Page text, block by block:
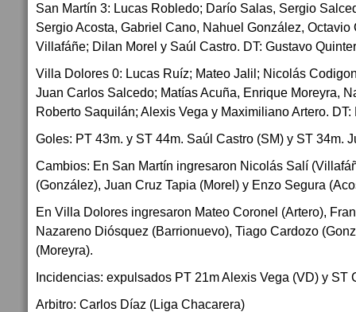
San Martín 3: Lucas Robledo; Darío Salas, Sergio
Sergio Acosta, Gabriel Cano, Nahuel González, Octavio
Villafáñe; Dilan Morel y Saúl Castro. DT: Gustavo
Villa Dolores 0: Lucas Ruíz; Mateo Jalil; Nicolás
Juan Carlos Salcedo; Matías Acuña, Enrique Moreyra,
Roberto Saquilán; Alexis Vega y Maximiliano Artero. DT:
Goles: PT 43m. y ST 44m. Saúl Castro (SM) y ST 34m.
Cambios: En San Martín ingresaron Nicolás Salí
(González), Juan Cruz Tapia (Morel) y Enzo Segura
En Villa Dolores ingresaron Mateo Coronel (Artero),
Nazareno Diósquez (Barrionuevo), Tiago Cardozo
(Moreyra).
Incidencias: expulsados PT 21m Alexis Vega (VD) y ST
Arbitro: Carlos Díaz (Liga Chacarera)